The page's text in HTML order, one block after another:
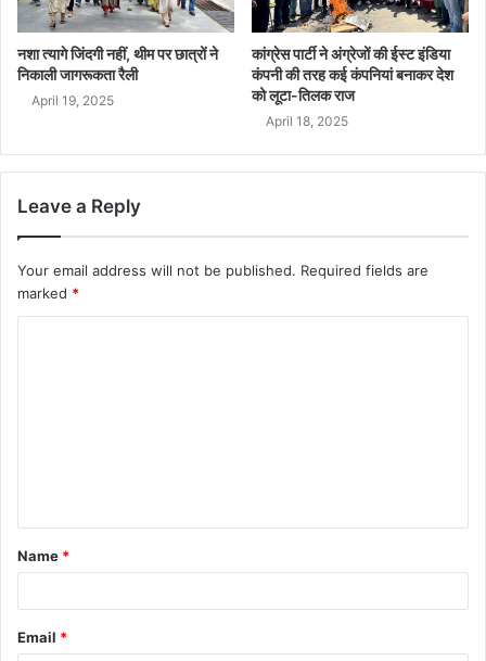
नशा त्यागे जिंदगी नहीं, थीम पर छात्रों ने
निकाली जागरूकता रैली
April 19, 2025
कांग्रेस पार्टी ने अंग्रेजों की ईस्ट इंडिया
कंपनी की तरह कई कंपनियां बनाकर देश
को लूटा-तिलक राज
April 18, 2025
Leave a Reply
Your email address will not be published. Required fields are
marked *
Name *
Email *